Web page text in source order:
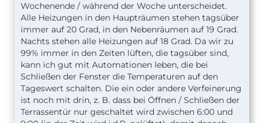
Wochenende / während der Woche unterscheidet.
Alle Heizungen in den Haupträumen stehen tagsüber
immer auf 20 Grad, in den Nebenräumen auf 19 Grad.
Nachts stehen alle Heizungen auf 18 Grad. Da wir zu
99% immer in den Zeiten lüften, die tagsüber sind,
kann ich gut mit Automationen leben, die bei
Schließen der Fenster die Temperaturen auf den
Tageswert schalten. Die ein oder andere Verfeinerung
ist noch mit drin, z. B. dass bei Öffnen / Schließen der
Terrassentür nur geschaltet wird zwischen 6:00 und